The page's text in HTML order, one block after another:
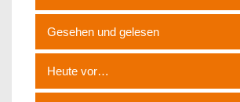
Gesehen und gelesen
Heute vor…